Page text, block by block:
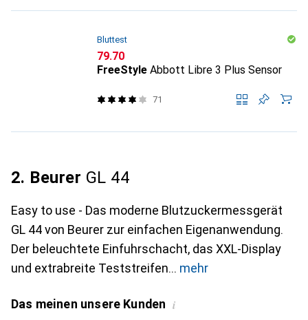
Bluttest
CHF
79.70
FreeStyle Abbott Libre 3 Plus Sensor
71
2. Beurer GL 44
Easy to use - Das moderne Blutzuckermessgerät
GL 44 von Beurer zur einfachen Eigenanwendung.
Der beleuchtete Einfuhrschacht, das XXL-Display
und extrabreite Teststreifen
mehr
Das meinen unsere Kunden i